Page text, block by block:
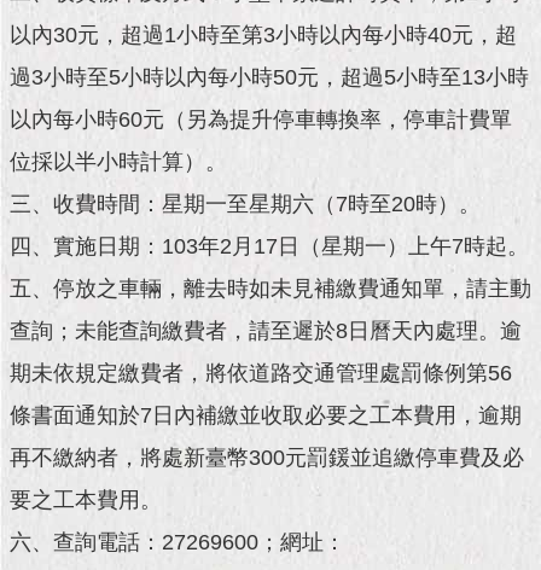
發
臺
活
動
主
題
與
互
動
活
動
題
以內30元，超過1小時至第3小時以內每小時40元，超
過3小時至5小時以內每小時50元，超過5小時至13小時
以內每小時60元（另為提升停車轉換率，停車計費單
位採以半小時計算）。
三、收費時間：星期一至星期六（7時至20時）。
四、實施日期：103年2月17日（星期一）上午7時起。
五、停放之車輛，離去時如未見補繳費通知單，請主動
查詢；未能查詢繳費者，請至遲於8日曆天內處理。逾
期未依規定繳費者，將依道路交通管理處罰條例第56
條書面通知於7日內補繳並收取必要之工本費用，逾期
再不繳納者，將處新臺幣300元罰鍰並追繳停車費及必
要之工本費用。
六、查詢電話：27269600；網址：